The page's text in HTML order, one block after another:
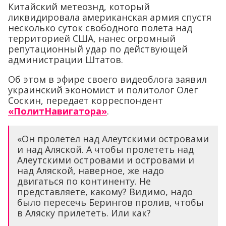
Китайский метеознд, который
ликвидировала американская армия спустя
несколько суток свободного полета над
территорией США, нанес огромный
репутационный удар по действующей
администрации Штатов.
Об этом в эфире своего видеоблога заявил
украинский экономист и политолог Олег
Соскин, передает корреспондент
«ПолитНавигатора».
«Он пролетел над Алеутскими островами
и над Аляской. А чтобы пролететь над
Алеутскими островами и островами и
над Аляской, наверное, же надо
двигаться по континенту. Не
представляете, какому? Видимо, надо
было пересечь Берингов пролив, чтобы
в Аляску прилететь. Или как?